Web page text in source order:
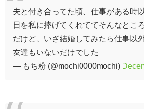
夫と付き合ってた頃、仕事がある時
日を私に捧げてくれててそんなとこ
だけど、いざ結婚してみたら仕事以
友達もいないだけでした
— もち粉 (@mochi0000mochi)